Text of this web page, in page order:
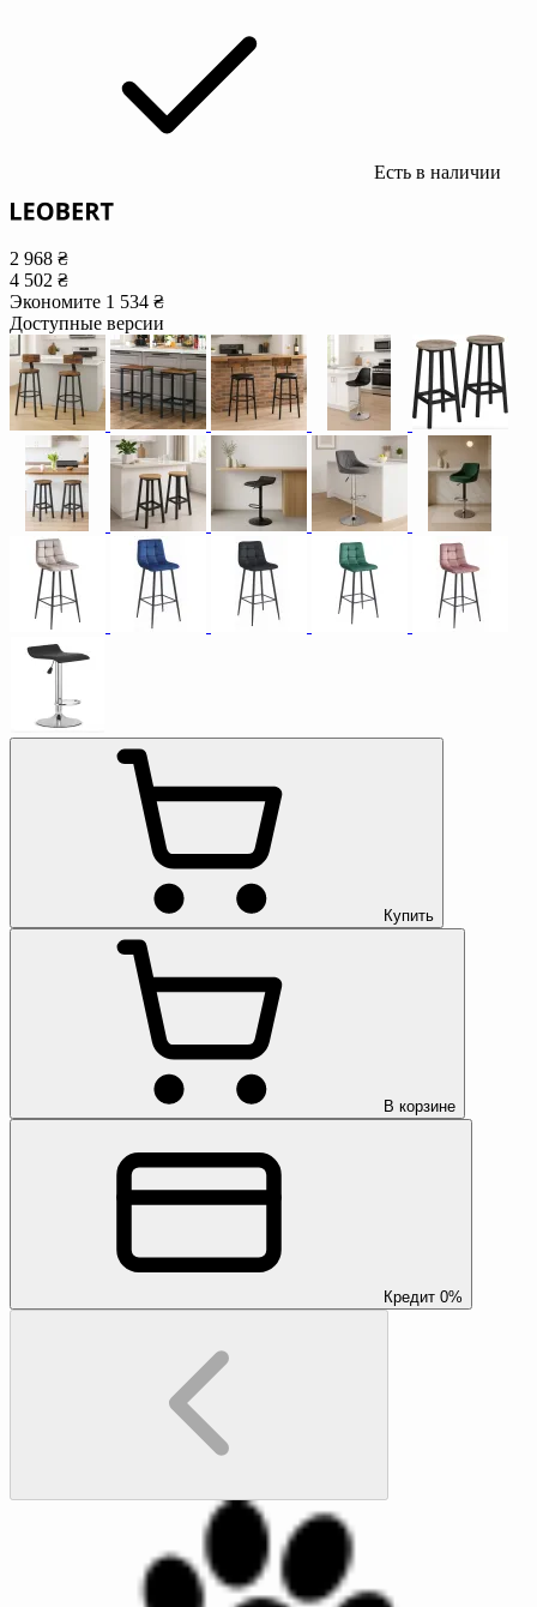
Есть в наличии
2 968 ₴
4 502 ₴
Экономите 1 534 ₴
Доступные версии
Купить
В корзине
Кредит 0%